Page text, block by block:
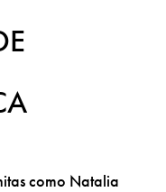
como Natalia